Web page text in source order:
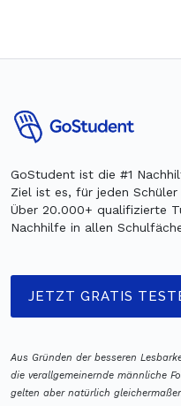
GoStudent ist die #1
Ziel ist es, für jeden
Über 20.000+ qualifizierte
Nachhilfe in allen
JETZT GRATIS
Aus Gründen der besseren
die verallgemeinernde männliche
gelten aber natürlich